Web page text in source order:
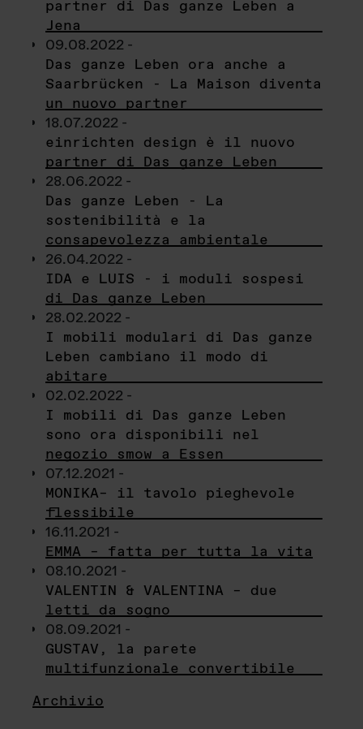
partner di Das ganze Leben a
Jena
09.08.2022 -
Das ganze Leben ora anche a
Saarbrücken - La Maison diventa
un nuovo partner
18.07.2022 -
einrichten design è il nuovo
partner di Das ganze Leben
28.06.2022 -
Das ganze Leben - La
sostenibilità e la
consapevolezza ambientale
26.04.2022 -
IDA e LUIS - i moduli sospesi
di Das ganze Leben
28.02.2022 -
I mobili modulari di Das ganze
Leben cambiano il modo di
abitare
02.02.2022 -
I mobili di Das ganze Leben
sono ora disponibili nel
negozio smow a Essen
07.12.2021 -
MONIKA– il tavolo pieghevole
flessibile
16.11.2021 -
EMMA – fatta per tutta la vita
08.10.2021 -
VALENTIN & VALENTINA – due
letti da sogno
08.09.2021 -
GUSTAV, la parete
multifunzionale convertibile
Archivio